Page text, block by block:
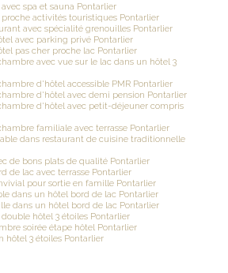
spa et sauna Pontarlier
proche activités touristiques Pontarlier
avec spécialité grenouilles Pontarlier
avec parking privé Pontarlier
pas cher proche lac Pontarlier
avec vue sur le lac dans un hôtel 3
d'hôtel accessible PMR Pontarlier
d'hôtel avec demi pension Pontarlier
d'hôtel avec petit-déjeuner compris
familiale avec terrasse Pontarlier
dans restaurant de cuisine traditionnelle
de bons plats de qualité Pontarlier
de lac avec terrasse Pontarlier
pour sortie en famille Pontarlier
dans un hôtel bord de lac Pontarlier
dans un hôtel bord de lac Pontarlier
hôtel 3 étoiles Pontarlier
soirée étape hôtel Pontarlier
hôtel 3 étoiles Pontarlier